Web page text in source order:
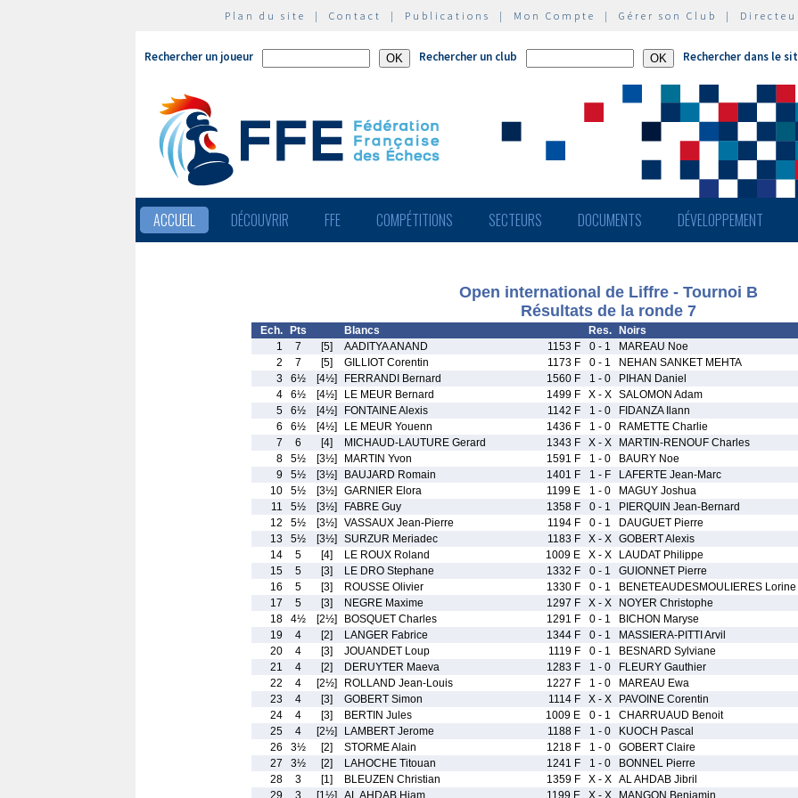
Plan du site | Contact | Publications | Mon Compte | Gérer son Club |
Rechercher un joueur Rechercher un club Rechercher dans le
ACCUEIL DÉCOUVRIR FFE COMPÉTITIONS SECTEURS DOCUMENTS DÉVELOPPEMENT
Open international de Liffre - Tournoi B
Résultats de la ronde 7
Ech. Pts Blancs Res. Noirs
1
7 [5] AADITYA ANAND 1153 F 0 - 1 MAREAU Noe
2
7 [5] GILLIOT Corentin 1173 F 0 - 1 NEHAN SANKET MEHTA
3
6½ [4½] FERRANDI Bernard 1560 F 1 - 0 PIHAN Daniel
4
6½ [4½] LE MEUR Bernard 1499 F X - X SALOMON Adam
5
6½ [4½] FONTAINE Alexis 1142 F 1 - 0 FIDANZA Ilann
6
6½ [4½] LE MEUR Youenn 1436 F 1 - 0 RAMETTE Charlie
7
6 [4] MICHAUD-LAUTURE Gerard 1343 F X - X MARTIN-RENOUF Charles
8
5½ [3½] MARTIN Yvon 1591 F 1 - 0 BAURY Noe
9
5½ [3½] BAUJARD Romain 1401 F 1 - F LAFERTE Jean-Marc
10
5½ [3½] GARNIER Elora 1199 E 1 - 0 MAGUY Joshua
11
5½ [3½] FABRE Guy 1358 F 0 - 1 PIERQUIN Jean-Bernard
12
5½ [3½] VASSAUX Jean-Pierre 1194 F 0 - 1 DAUGUET Pierre
13
5½ [3½] SURZUR Meriadec 1183 F X - X GOBERT Alexis
14
5 [4] LE ROUX Roland 1009 E X - X LAUDAT Philippe
15
5 [3] LE DRO Stephane 1332 F 0 - 1 GUIONNET Pierre
16
5 [3] ROUSSE Olivier 1330 F 0 - 1 BENETEAUDESMOULIERES Lorine
17
5 [3] NEGRE Maxime 1297 F X - X NOYER Christophe
18
4½ [2½] BOSQUET Charles 1291 F 0 - 1 BICHON Maryse
19
4 [2] LANGER Fabrice 1344 F 0 - 1 MASSIERA-PITTI Arvil
20
4 [3] JOUANDET Loup 1119 F 0 - 1 BESNARD Sylviane
21
4 [2] DERUYTER Maeva 1283 F 1 - 0 FLEURY Gauthier
22
4 [2½] ROLLAND Jean-Louis 1227 F 1 - 0 MAREAU Ewa
23
4 [3] GOBERT Simon 1114 F X - X PAVOINE Corentin
24
4 [3] BERTIN Jules 1009 E 0 - 1 CHARRUAUD Benoit
25
4 [2½] LAMBERT Jerome 1188 F 1 - 0 KUOCH Pascal
26
3½ [2] STORME Alain 1218 F 1 - 0 GOBERT Claire
27
3½ [2] LAHOCHE Titouan 1241 F 1 - 0 BONNEL Pierre
28
3 [1] BLEUZEN Christian 1359 F X - X AL AHDAB Jibril
29
3 [1½] AL AHDAB Hiam 1199 E X - X MANGON Benjamin